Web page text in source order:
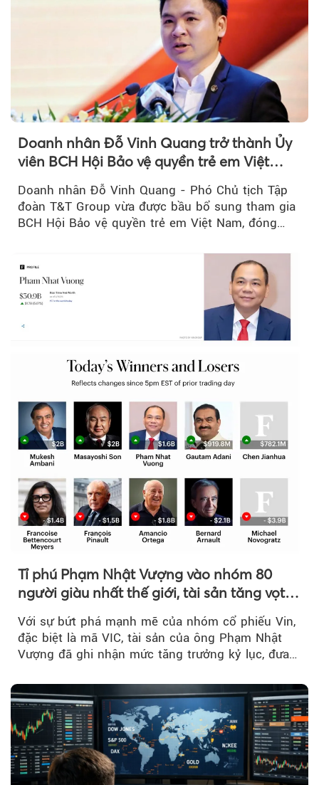
Doanh nhân Đỗ Vinh Quang trở thành Ủy
viên BCH Hội Bảo vệ quyền trẻ em Việt
Nam, mở rộng vai trò...
Doanh nhân Đỗ Vinh Quang - Phó Chủ tịch Tập
đoàn T&T Group vừa được bầu bổ sung tham gia
BCH Hội Bảo vệ quyền trẻ em Việt Nam, đóng
Tỉ phú Phạm Nhật Vượng vào nhóm 80
người giàu nhất thế giới, tài sản tăng vọt
Với sự bứt phá mạnh mẽ của nhóm cổ phiếu Vin,
đặc biệt là mã VIC, tài sản của ông Phạm Nhật
Vượng đã ghi nhận mức tăng trưởng kỷ lục, đưa